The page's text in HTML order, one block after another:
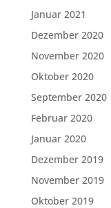
Januar 2021
Dezember 2020
November 2020
Oktober 2020
September 2020
Februar 2020
Januar 2020
Dezember 2019
November 2019
Oktober 2019